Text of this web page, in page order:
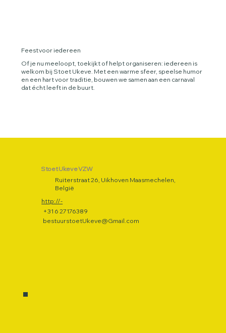
Feest voor iedereen
Of je nu meeloopt, toekijkt of helpt organiseren: iedereen is
welkom bij Stoet Ukeve. Met een warme sfeer, speelse humor
en een hart voor traditie, bouwen we samen aan een carnaval
dat écht leeft in de buurt.
Stoet Ukeve VZW
Ruiterstraat 26, Uikhoven Maasmechelen,
België
http://-
+31 6 27176389
bestuurstoetUkeve@Gmail.com